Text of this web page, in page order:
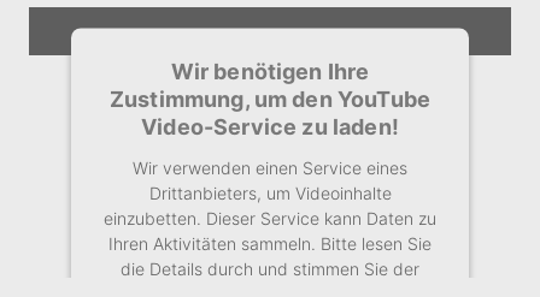
Wir benötigen Ihre
Zustimmung, um den YouTube
Video-Service zu laden!
Wir verwenden einen Service eines
Drittanbieters, um Videoinhalte
einzubetten. Dieser Service kann Daten zu
Ihren Aktivitäten sammeln. Bitte lesen Sie
die Details durch und stimmen Sie der